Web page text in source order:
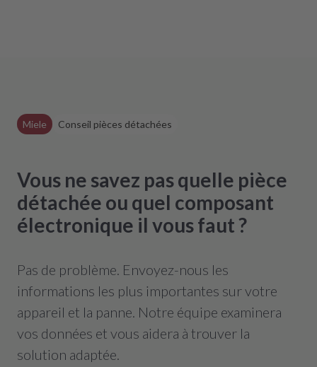
Miele Conseil pièces détachées
Vous ne savez pas quelle pièce
détachée ou quel composant
électronique il vous faut ?
Pas de problème. Envoyez-nous les
informations les plus importantes sur votre
appareil et la panne. Notre équipe examinera
vos données et vous aidera à trouver la
solution adaptée.